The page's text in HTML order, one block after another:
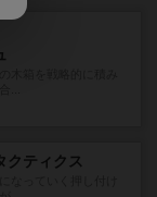
木箱を戦略的に積み
クティクス